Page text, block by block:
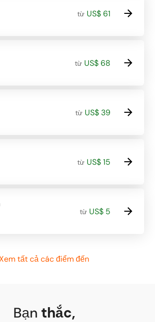
từ US$ 61
từ US$ 68
từ US$ 39
từ US$ 15
từ US$ 5
tất cả các điểm đến
Bạn thắc,